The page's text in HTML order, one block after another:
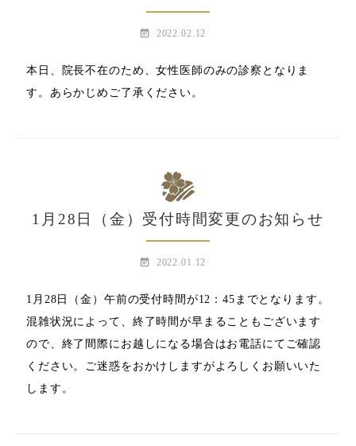
event_note 2022.02.12
本日、院長不在のため、女性医師のみの診察となりま
す。あらかじめご了承ください。
1月28日（金）受付時間変更のお知らせ
event_note 2022.01.12
1月28日（金）午前の受付時間が12：45までとなります。
混雑状況によって、終了時間が早まることもございます
ので、終了間際にお越しになる場合はお電話にてご確認
ください。ご迷惑をおかけしますがよろしくお願いいた
します。